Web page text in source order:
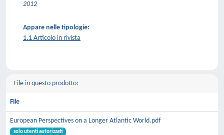
2012
Appare nelle tipologie:
1.1 Articolo in rivista
File in questo prodotto:
File
European Perspectives on a Longer Atlantic World.pdf
solo utenti autorizzati